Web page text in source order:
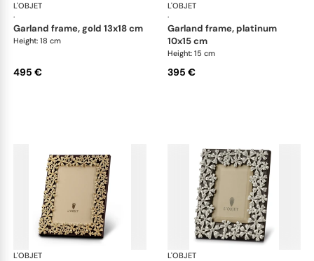
L'OBJET
·
Picture Frames
garland frame, gold 13x18 cm
Height: 18 cm
495 €
L'OBJET
·
garland frame, platinum
10x15 cm
Height: 15 cm
395 €
L'OBJET
Picture Frames
L'OBJET